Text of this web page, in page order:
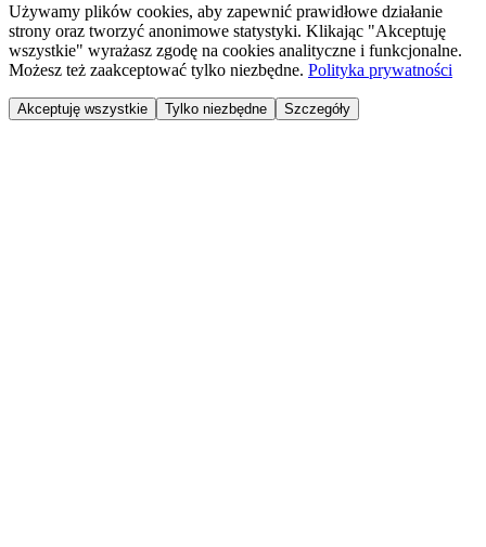
Używamy plików cookies, aby zapewnić prawidłowe działanie
strony oraz tworzyć anonimowe statystyki. Klikając "Akceptuję
wszystkie" wyrażasz zgodę na cookies analityczne i funkcjonalne.
Możesz też zaakceptować tylko niezbędne. Polityka prywatności
Akceptuję wszystkie Tylko niezbędne Szczegóły